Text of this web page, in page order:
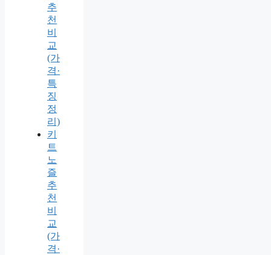
추
천
비
교
(가
격·
특
징
정
리)
키
트
노
즐
추
천
비
교
(가
격·